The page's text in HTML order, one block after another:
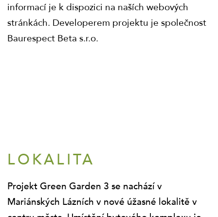
informací je k dispozici na naších webových
stránkách. Developerem projektu je společnost
Baurespect Beta s.r.o.
LOKALITA
Projekt Green Garden 3 se nachází v
Mariánských Lázních v nové úžasné lokalitě v